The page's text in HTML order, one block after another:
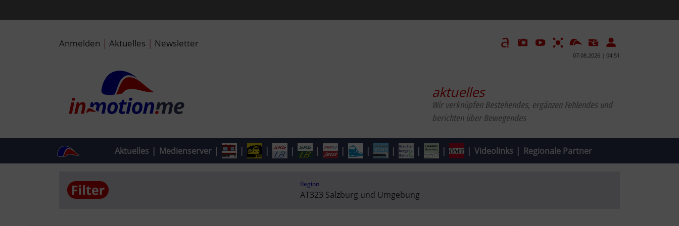
Anmelden | Aktuelles | Newsletter
07.08.2026 | 04:51
aktuelles
Wir verknüpfen Bestehendes, ergänzen Fehlendes und
berichten über Bewegendes
Aktuelles | Medienserver | | | | | | | | | | | Videolinks | Regionale Partner
Region
AT323 Salzburg und Umgebung